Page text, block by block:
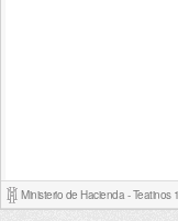
Ministerio de Hacienda -